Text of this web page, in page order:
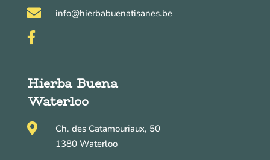
 info@hierbabuenatisanes.be

Hierba Buena
Waterloo

Ch. des Catamouriaux, 50
1380 Waterloo